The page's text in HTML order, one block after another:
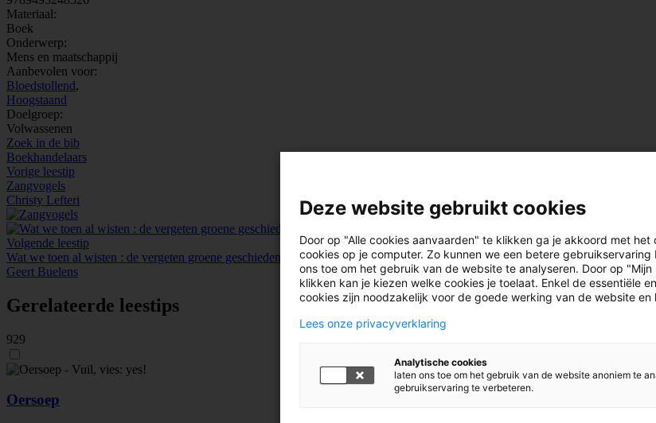
Materiaal:
Boek
Onderwerp:
Mens en maatschappij
Aanbevolen voor:
Bloedstollend,
Hoogstaand
Doelgroep:
Volwassenen
Zoek in de bib
Boekhandelaars
Vorige leestip
Zangvogels
Christy Lefteri
Volgende leestip
Wat we toen al wisten : de vergeten groene geschiedenis van 1972
Geert Buelens
Gerelateerde leestips
929
Oersoep
Deze website gebruikt cookies
Door op "Alle cookies aanvaarden" te klikken ga je akkoord met het
cookies op je computer. Zo kunnen we een betere gebruikservaring
ons toe om het gebruik van de website te analyseren. Door op
klikken kan je kiezen welke cookies je toelaat. Enkel de essentiële
cookies zijn noodzakelijk voor de goede werking van de website en
Lees onze privacyverklaring
Analytische cookies
laten ons toe om het gebruik van de website anoniem te
gebruikservaring te verbeteren.